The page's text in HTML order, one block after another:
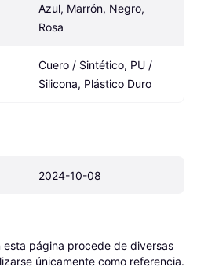
Azul, Marrón, Negro,
Rosa
Cuero / Sintético, PU /
Silicona, Plástico Duro
2024-10-08
esta página procede de diversas
únicamente como referencia.